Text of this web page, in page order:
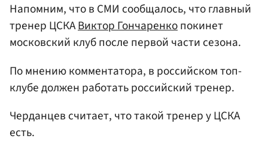
Напомним, что в СМИ сообщалось, что главный
тренер ЦСКАВиктор Гончаренкопокинет
московский клуб после первой части сезона.
По мнению комментатора, в российском топ-
клубе должен работать российский тренер.
Черданцев считает, что такой тренер у ЦСКА
есть.